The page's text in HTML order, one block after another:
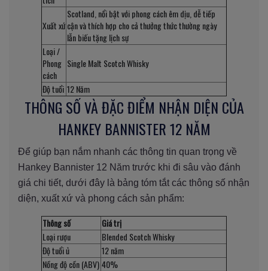
Xuất xứ
Scotland, nổi bật với phong cách êm dịu, dễ tiếp
cận và thích hợp cho cả thưởng thức thường ngày
lẫn biếu tặng lịch sự
Loại /
Phong
cách
Single Malt Scotch Whisky
Độ tuổi 12 Năm
THÔNG SỐ VÀ ĐẶC ĐIỂM NHẬN DIỆN CỦA
HANKEY BANNISTER 12 NĂM
Để giúp bạn nắm nhanh các thông tin quan trọng về
Hankey Bannister 12 Năm trước khi đi sâu vào đánh
giá chi tiết, dưới đây là bảng tóm tắt các thông số nhận
diện, xuất xứ và phong cách sản phẩm:
Thông số
Giá trị
Loại rượu
Blended Scotch Whisky
Độ tuổi ủ
12 năm
Nồng độ cồn (ABV)40%